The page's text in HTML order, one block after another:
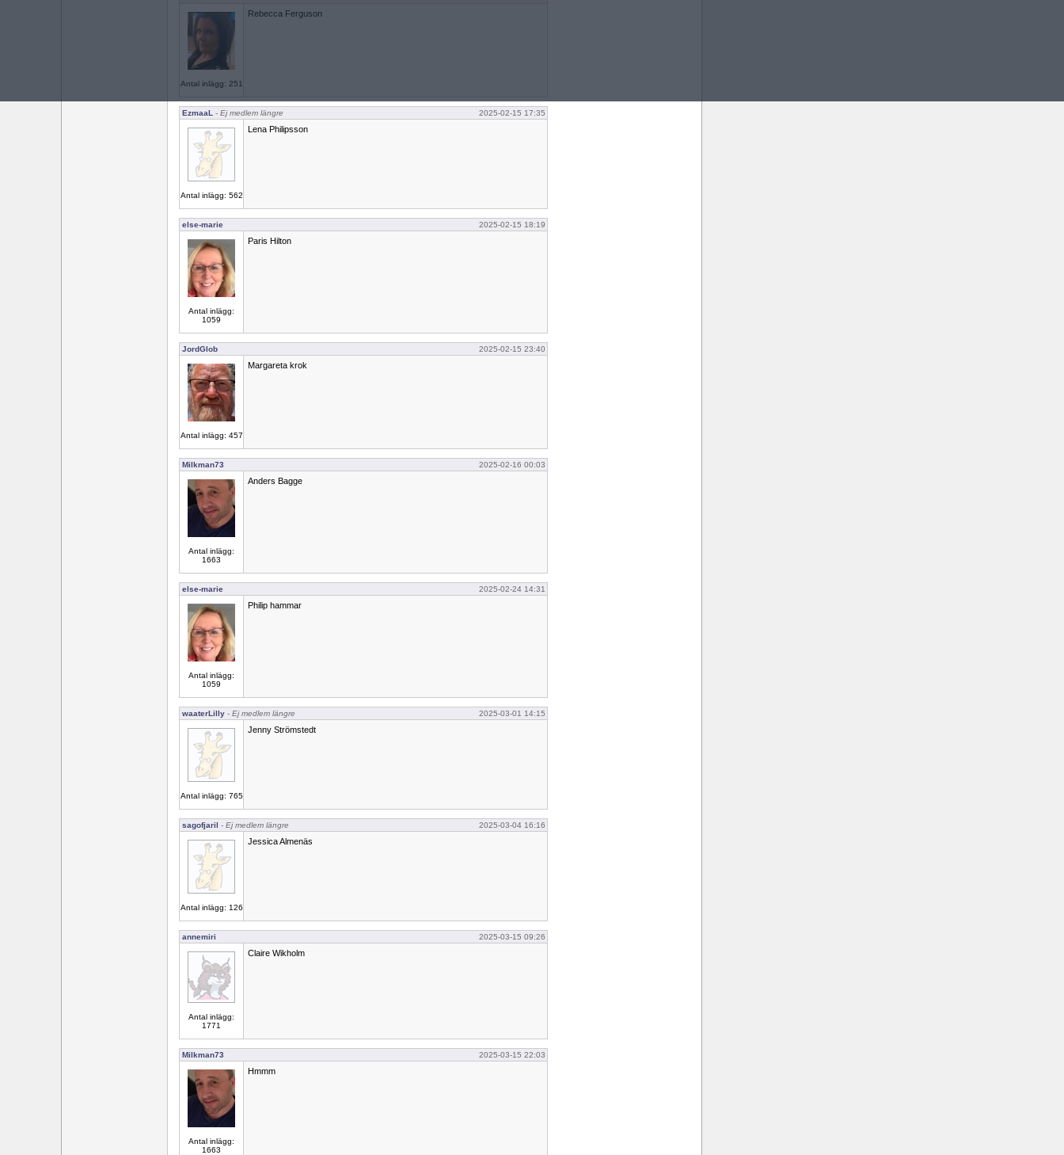
Antal inlägg: 251
Rebecca Ferguson
EzmaaL - Ej medlem längre 2025-02-15 17:35
Antal inlägg: 562
Lena Philipsson
else-marie 2025-02-15 18:19
Antal inlägg:
1059
Paris Hilton
JordGlob 2025-02-15 23:40
Antal inlägg: 457
Margareta krok
Milkman73 2025-02-16 00:03
Antal inlägg:
1663
Anders Bagge
else-marie 2025-02-24 14:31
Antal inlägg:
1059
Philip hammar
waaterLilly - Ej medlem längre 2025-03-01 14:15
Antal inlägg: 765
Jenny Strömstedt
sagofjaril - Ej medlem längre 2025-03-04 16:16
Antal inlägg: 126
Jessica Almenäs
annemiri 2025-03-15 09:26
Antal inlägg:
1771
Claire Wikholm
Milkman73 2025-03-15 22:03
Antal inlägg:
1663
Hmmm